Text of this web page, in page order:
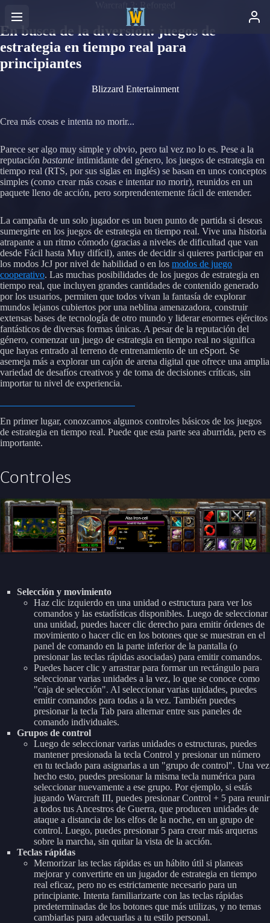
En busca de la diversión: juegos de
estrategia en tiempo real para
principiantes
Blizzard Entertainment
Crea más cosas e intenta no morir...
Parece ser algo muy simple y obvio, pero tal vez no lo es. Pese a la
reputación bastante intimidante del género, los juegos de estrategia en
tiempo real (RTS, por sus siglas en inglés) se basan en unos conceptos
simples (como crear más cosas e intentar no morir), reunidos en un
paquete lleno de acción, pero sorprendentemente fácil de entender.
La campaña de un solo jugador es un buen punto de partida si deseas
sumergirte en los juegos de estrategia en tiempo real. Vive una historia
atrapante a un ritmo cómodo (gracias a niveles de dificultad que van
desde Fácil hasta Muy difícil), antes de decidir si quieres participar en
los modos JcJ por nivel de habilidad o en los modos de juego
cooperativo. Las muchas posibilidades de los juegos de estrategia en
tiempo real, que incluyen grandes cantidades de contenido generado
por los usuarios, permiten que todos vivan la fantasía de explorar
mundos lejanos cubiertos por una neblina amenazadora, construir
extensas bases de tecnología de otro mundo y liderar enormes ejércitos
fantásticos de diversas formas únicas. A pesar de la reputación del
género, comenzar un juego de estrategia en tiempo real no significa
que hayas entrado al terreno de entrenamiento de un eSport. Se
asemeja más a explorar un cajón de arena digital que ofrece una amplia
variedad de desafíos creativos y de toma de decisiones críticas, sin
importar tu nivel de experiencia.
En primer lugar, conozcamos algunos controles básicos de los juegos
de estrategia en tiempo real. Puede que esta parte sea aburrida, pero es
importante.
Controles
Selección y movimiento
Haz clic izquierdo en una unidad o estructura para ver los
comandos y las estadísticas disponibles. Luego de seleccionar
una unidad, puedes hacer clic derecho para emitir órdenes de
movimiento o hacer clic en los botones que se muestran en el
panel de comando en la parte inferior de la pantalla (o
presionar las teclas rápidas asociadas) para emitir comandos.
Puedes hacer clic y arrastrar para formar un rectángulo para
seleccionar varias unidades a la vez, lo que se conoce como
"caja de selección". Al seleccionar varias unidades, puedes
emitir comandos para todas a la vez. También puedes
presionar la tecla Tab para alternar entre sus paneles de
comando individuales.
Grupos de control
Luego de seleccionar varias unidades o estructuras, puedes
mantener presionada la tecla Control y presionar un número
en tu teclado para asignarlas a un "grupo de control". Una vez
hecho esto, puedes presionar la misma tecla numérica para
seleccionar nuevamente a ese grupo. Por ejemplo, si estás
jugando Warcraft III, puedes presionar Control + 5 para reunir
a todos tus Ancestros de Guerra, que producen unidades de
ataque a distancia de los elfos de la noche, en un grupo de
control. Luego, puedes presionar 5 para crear más arqueras
sobre la marcha, sin quitar la vista de la acción.
Teclas rápidas
Memorizar las teclas rápidas es un hábito útil si planeas
mejorar y convertirte en un jugador de estrategia en tiempo
real eficaz, pero no es estrictamente necesario para un
principiante. Intenta familiarizarte con las teclas rápidas
predeterminadas de los botones que más utilizas, y no temas
cambiarlas para adecuarlas a tu estilo personal.